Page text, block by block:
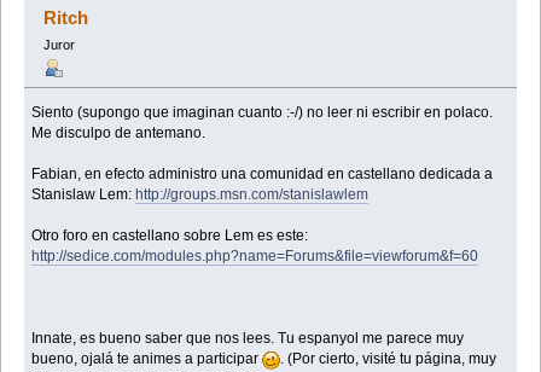
Ritch
Juror
Siento (supongo que imaginan cuanto :-/) no leer ni escribir en polaco.
Me disculpo de antemano.
Fabian, en efecto administro una comunidad en castellano dedicada a
Stanislaw Lem: http://groups.msn.com/stanislawlem
Otro foro en castellano sobre Lem es este:
http://sedice.com/modules.php?name=Forums&file=viewforum&f=60
Innate, es bueno saber que nos lees. Tu espanyol me parece muy
bueno, ojalá te animes a participar
. (Por cierto, visité tu página, muy